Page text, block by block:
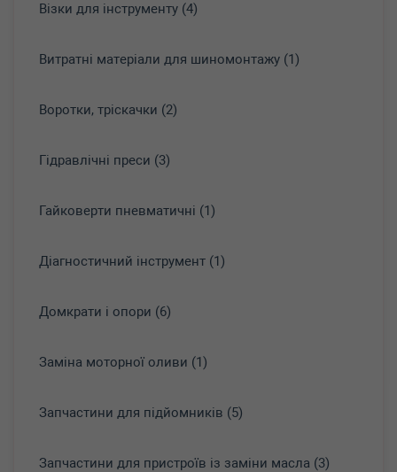
Візки для інструменту (4)
Витратні матеріали для шиномонтажу (1)
Воротки, тріскачки (2)
Гідравлічні преси (3)
Гайковерти пневматичні (1)
Діагностичний інструмент (1)
Домкрати і опори (6)
Заміна моторної оливи (1)
Запчастини для підйомників (5)
Запчастини для пристроїв із заміни масла (3)